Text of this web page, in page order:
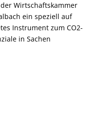
Wirtschaftskammer
ein speziell auf
Instrument zum CO2-
in Sachen